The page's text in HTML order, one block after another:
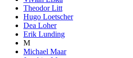
Theodor Litt
Hugo Loetscher
Dea Loher
Erik Lunding
M
Michael Maar